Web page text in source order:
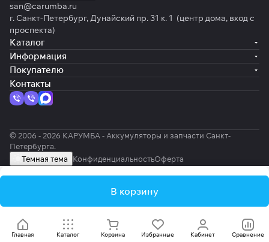
В корзину
Главная Каталог Корзина Избранные Кабинет Сравнение
san@carumba.ru
г. Санкт-Петербург, Дунайский пр. 31 к. 1 (центр дома, вход с
проспекта)
Каталог
Информация
Покупателю
Контакты
© 2006 - 2026 КАРУМБА - Аккумуляторы и запчасти Санкт-
Петербурга.
Темная тема КонфиденциальностьОферта